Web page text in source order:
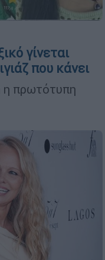
γίνεται
που κάνει
η πρωτότυπη